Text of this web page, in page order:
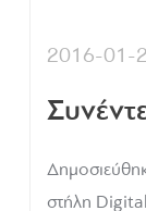
2016-01-
στήλη